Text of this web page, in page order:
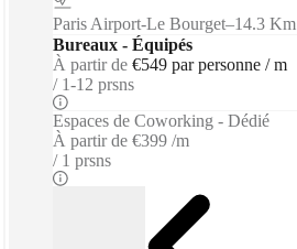
Paris Airport-Le Bourget–14.3 Km
Bureaux - Équipés
À partir de €549 par personne / m
1-12 prsns
Espaces de Coworking - Dédié
À partir de €399 /m
1 prsns